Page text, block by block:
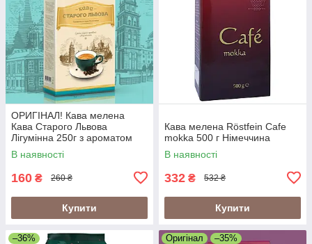
ОРИГІНАЛ! Кава мелена
Кава Старого Львова
Лігумінна 250г з ароматом
ірландського віскі
В наявності
160 ₴ 260 ₴
Купити
Кава мелена Röstfein Cafe
mokka 500 г Німеччина
В наявності
332 ₴ 532 ₴
Купити
–36% Оригінал –35%